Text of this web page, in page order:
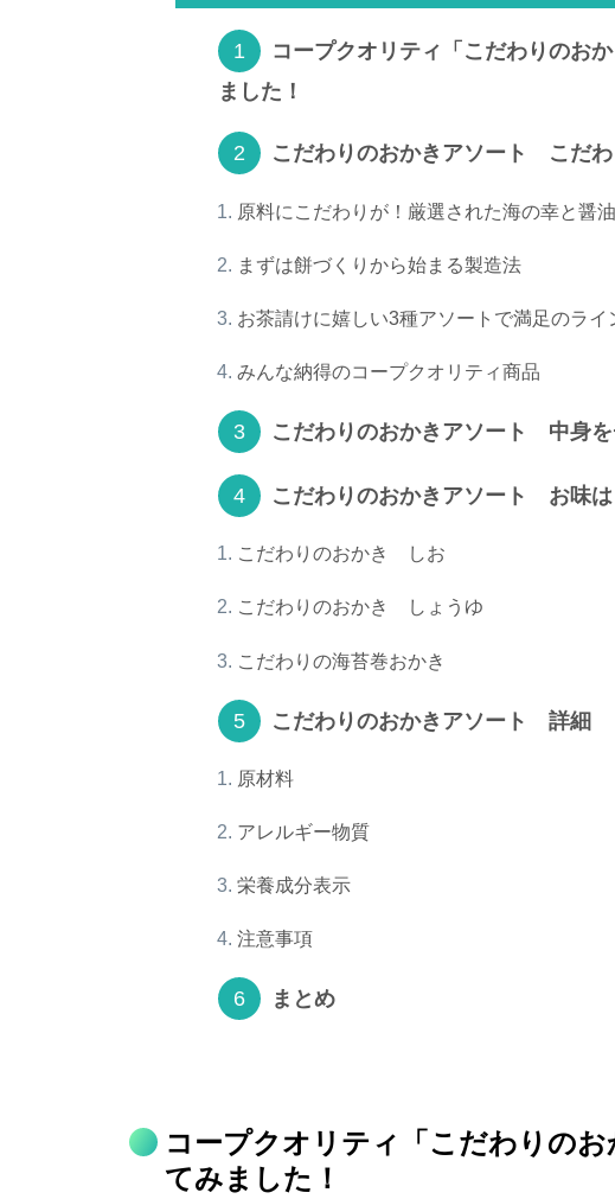
コープクオリティ「こだわりのお
ました！
こだわりのおかきアソート こだわ
原料にこだわりが！厳選された海の幸と醤油
まずは餅づくりから始まる製造法
お茶請けに嬉しい3種アソートで満足のライ
みんな納得のコープクオリティ商品
こだわりのおかきアソート 中身を
こだわりのおかきアソート お味は
こだわりのおかき しお
こだわりのおかき しょうゆ
こだわりの海苔巻おかき
こだわりのおかきアソート 詳細
原材料
アレルギー物質
栄養成分表示
注意事項
まとめ
コープクオリティ「こだわりの
てみました！